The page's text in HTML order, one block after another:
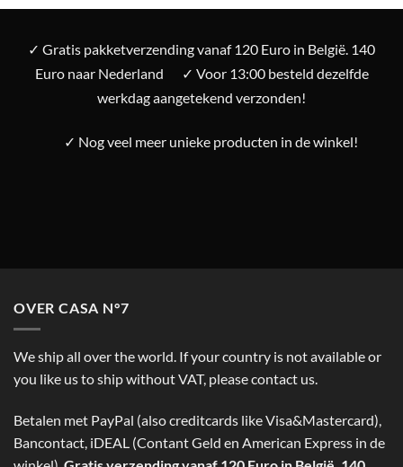
✓ Gratis pakketverzending vanaf 120 Euro in België. 140
Euro naar Nederland
✓ Voor 13:00 besteld dezelfde
werkdag aangetekend verzonden!
✓ Nog veel meer unieke producten in de winkel!
OVER CASA N°7
We ship all over the world. If your country is not available or
you like us to ship without VAT, please contact us.
Betalen met PayPal (also creditcards like Visa&Mastercard),
Bancontact, iDEAL (Contant Geld en American Express in de